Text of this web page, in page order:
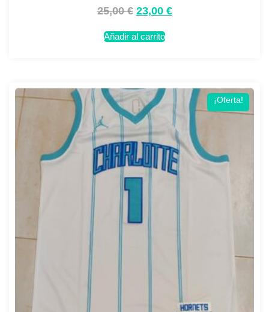
25,00€ 23,00 €
Añadir al carrito
¡Oferta!